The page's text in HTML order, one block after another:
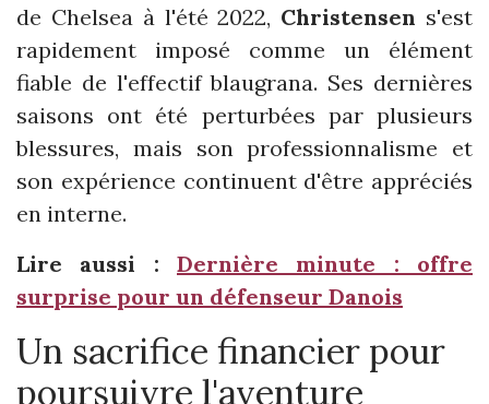
de Chelsea à l'été 2022, Christensen s'est
rapidement imposé comme un élément
fiable de l'effectif blaugrana. Ses dernières
saisons ont été perturbées par plusieurs
blessures, mais son professionnalisme et
son expérience continuent d'être appréciés
en interne.
Lire aussi : Dernière minute : offre
surprise pour un défenseur Danois
Un sacrifice financier pour
poursuivre l'aventure